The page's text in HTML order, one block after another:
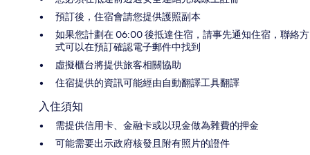
預訂後，住宿會請您提供護照副本
如果您計劃在 06:00 後抵達住宿，請事先通知住宿，聯絡方
式可以在預訂確認電子郵件中找到
虛擬櫃台將提供旅客相關協助
住宿提供的資訊可能經由自動翻譯工具翻譯
入住須知
需提供信用卡、金融卡或以現金做為雜費的押金
可能需要出示政府核發且附有照片的證件